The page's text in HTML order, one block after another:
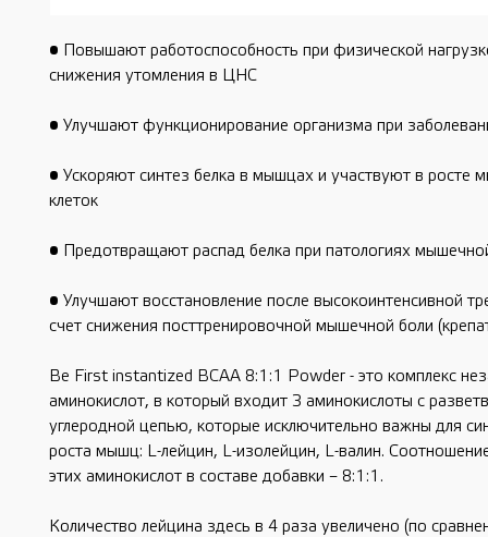
• Повышают работоспособность при физической
снижения утомления в ЦНС
• Улучшают функционирование организма при
• Ускоряют синтез белка в мышцах и участвуют в росте
клеток
• Предотвращают распад белка при патологиях
• Улучшают восстановление после высокоинтенсивной
счет снижения посттренировочной мышечной боли
Be First instantized BCAA 8:1:1 Powder - это комплекс
аминокислот, в который входит 3 аминокислоты с
углеродной цепью, которые исключительно важны для
роста мышц: L-лейцин, L-изолейцин, L-валин.
этих аминокислот в составе добавки – 8:1:1.
Количество лейцина здесь в 4 раза увеличено (по